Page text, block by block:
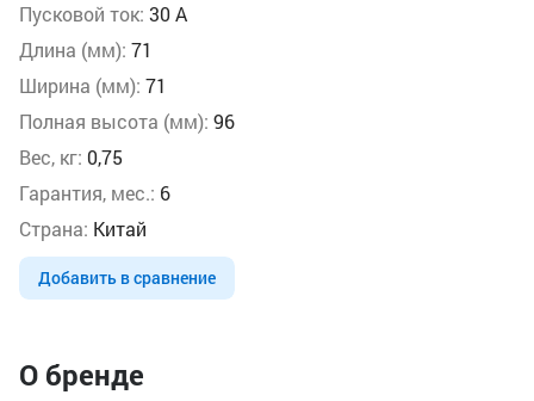
Пусковой ток: 30 А
Длина (мм): 71
Ширина (мм): 71
Полная высота (мм): 96
Вес, кг: 0,75
Гарантия, мес.: 6
Страна: Китай
Добавить в сравнение
О бренде